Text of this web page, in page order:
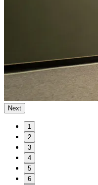
Next
1
2
3
4
5
6